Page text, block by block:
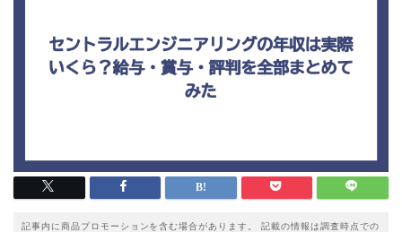
記事内に商品プロモーションを含む場合があります。 記載の情報は調査時点での